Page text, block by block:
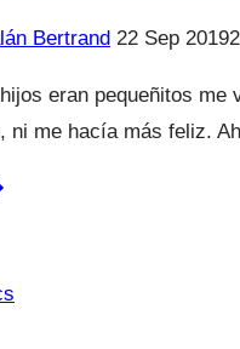
Bertrand 22 Sep 2019
eran pequeñitos
ni me hacía más feliz.